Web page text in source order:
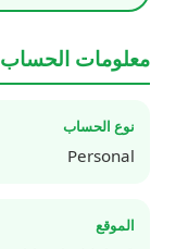
معلومات الحساب
نوع الحساب
Personal
الموقع